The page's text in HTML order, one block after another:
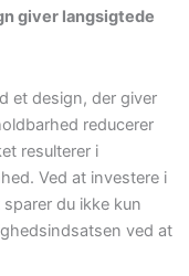
giver langsigtede
et design, der giver
reducerer
resulterer i
Ved at investere i
du ikke kun
ved at